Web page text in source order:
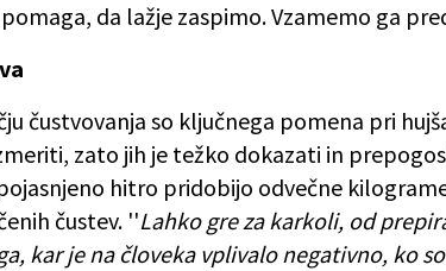
da lažje zaspimo. Vzamemo ga
čustvovanja so ključnega pomena pri
zato jih je težko dokazati in
hitro pridobijo odvečne
čustev. ''Lahko gre za karkoli, od
kar je na človeka vplivalo negativno, ko